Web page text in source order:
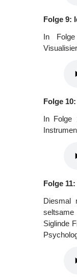
Folge 9:
In
Folge
In Folge
Folge
Diesmal
Siglinde